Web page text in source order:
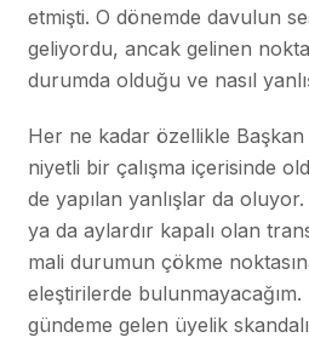
etmişti. O dönemde davulun
geliyordu, ancak gelinen
durumda olduğu ve nasıl
Her ne kadar özellikle Başkan
niyetli bir çalışma içerisinde
de yapılan yanlışlar da
ya da aylardır kapalı olan
mali durumun çökme
eleştirilerde
gündeme gelen üyelik